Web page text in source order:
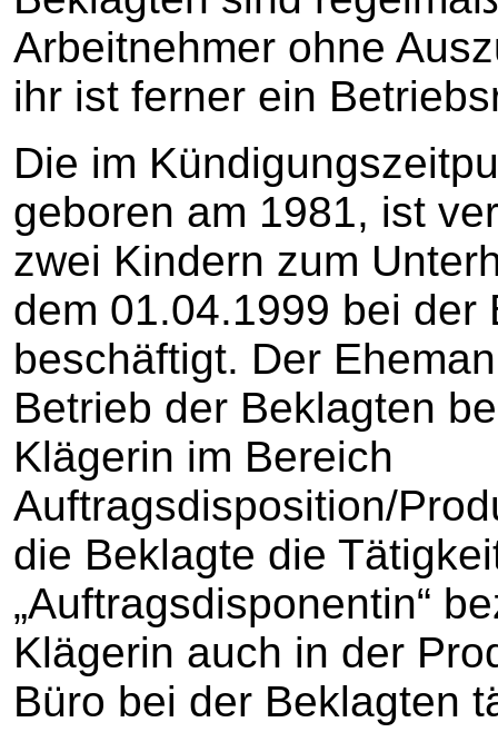
Arbeitnehmer ohne
ihr ist ferner ein
Die im
geboren am 1981, ist
zwei Kindern zum
dem 01.04.1999 bei der
beschäftigt. Der
Betrieb der Beklagten
Klägerin im Bereich
Auftragsdisposition/
die Beklagte die
„Auftragsdisponentin“
Klägerin auch in der
Büro bei der Beklagten